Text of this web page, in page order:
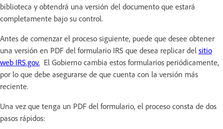
biblioteca y obtendrá una versión del documento que estará
completamente bajo su control.
Antes de comenzar el proceso siguiente, puede que desee obtener
una versión en PDF del formulario IRS que desea replicar del sitio
web IRS.gov. El Gobierno cambia estos formularios periódicamente,
por lo que debe asegurarse de que cuenta con la versión más
reciente.
Una vez que tenga un PDF del formulario, el proceso consta de dos
pasos rápidos: